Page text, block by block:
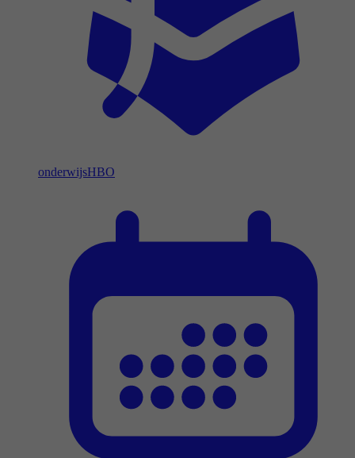
onderwijsHBO